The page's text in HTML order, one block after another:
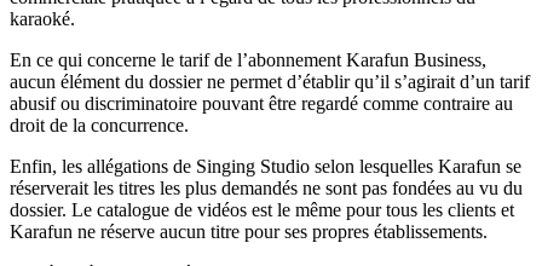
karaoké.
En ce qui concerne le tarif de l’abonnement Karafun Business,
aucun élément du dossier ne permet d’établir qu’il s’agirait d’un tarif
abusif ou discriminatoire pouvant être regardé comme contraire au
droit de la concurrence.
Enfin, les allégations de Singing Studio selon lesquelles Karafun se
réserverait les titres les plus demandés ne sont pas fondées au vu du
dossier. Le catalogue de vidéos est le même pour tous les clients et
Karafun ne réserve aucun titre pour ses propres établissements.